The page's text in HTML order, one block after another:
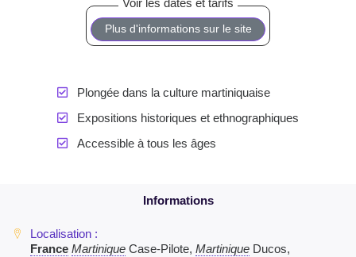
Plus d'informations sur le site
Plongée dans la culture martiniquaise
Expositions historiques et ethnographiques
Accessible à tous les âges
France Martinique Case-Pilote, Martinique Ducos,